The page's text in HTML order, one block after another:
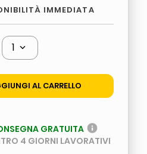
IMMEDIATA
1
AL CARRELLO
GRATUITA
4 GIORNI LAVORATIVI